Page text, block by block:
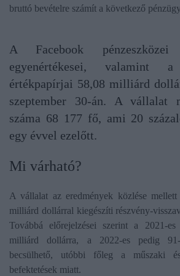
bruttó bevételre számít a következő
A Facebook
egyenértékesei, valamint a
értékpapírjai 58,08 milliárd
szeptember 30-án. A vállalat
száma 68 177 fő, ami 20
egy évvel ezelőtt.
Mi várható?
A vállalat az eredmények közlése
milliárd dollárral kiegészíti részvény-
Továbbá előrejelzései szerint a 2021-es
milliárd dollárra, a 2022-es pedig
becsülhető, utóbbi főleg a műszaki
befektetések miatt.